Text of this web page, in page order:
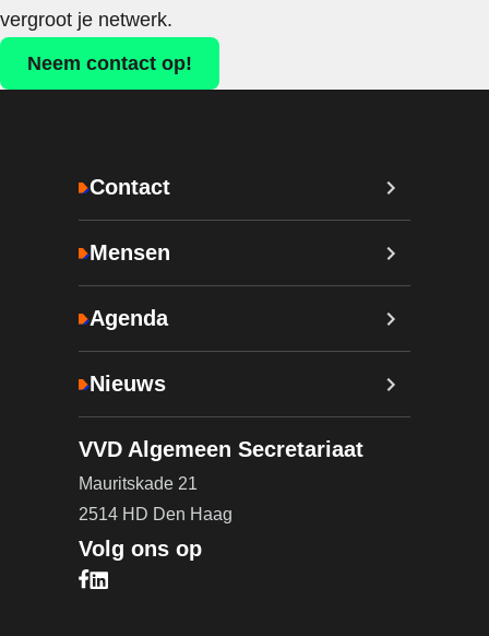
vergroot je netwerk.
Neem contact op!
Contact
Mensen
Agenda
Nieuws
VVD Algemeen Secretariaat
Mauritskade 21
2514 HD Den Haag
Volg ons op
Bezoek onze Facebook pagina (opent in nieuw
Bezoek onze LinkedIn pagina (opent in nieuw